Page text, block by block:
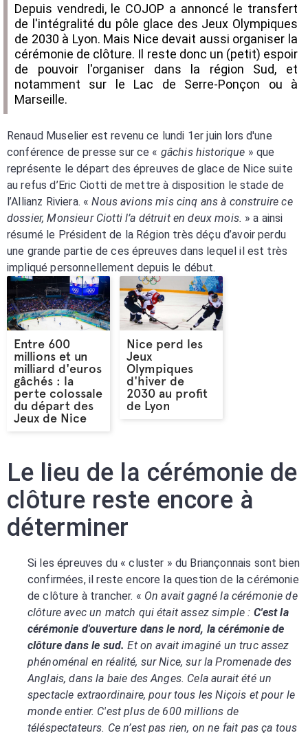
Depuis vendredi, le COJOP a annoncé le transfert
de l'intégralité du pôle glace des Jeux Olympiques
de 2030 à Lyon. Mais Nice devait aussi organiser la
cérémonie de clôture. Il reste donc un (petit) espoir
de pouvoir l'organiser dans la région Sud, et
notamment sur le Lac de Serre-Ponçon ou à
Marseille.
Renaud Muselier est revenu ce lundi 1er juin lors d'une
conférence de presse sur ce « gâchis historique » que
représente le départ des épreuves de glace de Nice suite
au refus d’Eric Ciotti de mettre à disposition le stade de
l’Allianz Riviera. « Nous avions mis cinq ans à construire ce
dossier, Monsieur Ciotti l’a détruit en deux mois. » a ainsi
résumé le Président de la Région très déçu d’avoir perdu
une grande partie de ces épreuves dans lequel il est très
impliqué personnellement depuis le début.
Entre 600
millions et un
milliard d'euros
gâchés : la
perte colossale
du départ des
Jeux de Nice
Nice perd les
Jeux
Olympiques
d'hiver de
2030 au profit
de Lyon
Le lieu de la cérémonie de
clôture reste encore à
déterminer
Si les épreuves du « cluster » du Briançonnais sont bien
confirmées, il reste encore la question de la cérémonie
de clôture à trancher. « On avait gagné la cérémonie de
clôture avec un match qui était assez simple : C'est la
cérémonie d'ouverture dans le nord, la cérémonie de
clôture dans le sud. Et on avait imaginé un truc assez
phénoménal en réalité, sur Nice, sur la Promenade des
Anglais, dans la baie des Anges. Cela aurait été un
spectacle extraordinaire, pour tous les Niçois et pour le
monde entier. C'est plus de 600 millions de
téléspectateurs. Ce n’est pas rien, on ne fait pas ça tous